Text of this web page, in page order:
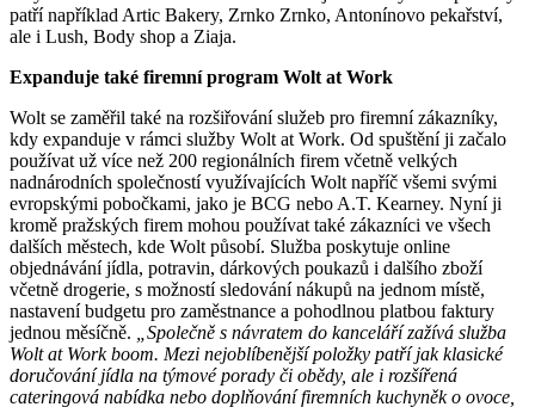
patří například Artic Bakery, Zrnko Zrnko, Antonínovo pekařství,
ale i Lush, Body shop a Ziaja.
Expanduje také firemní program Wolt at Work
Wolt se zaměřil také na rozšiřování služeb pro firemní zákazníky,
kdy expanduje v rámci služby Wolt at Work. Od spuštění ji začalo
používat už více než 200 regionálních firem včetně velkých
nadnárodních společností využívajících Wolt napříč všemi svými
evropskými pobočkami, jako je BCG nebo A.T. Kearney. Nyní ji
kromě pražských firem mohou používat také zákazníci ve všech
dalších městech, kde Wolt působí. Služba poskytuje online
objednávání jídla, potravin, dárkových poukazů i dalšího zboží
včetně drogerie, s možností sledování nákupů na jednom místě,
nastavení budgetu pro zaměstnance a pohodlnou platbou faktury
jednou měsíčně.
„Společně s návratem do kanceláří zažívá služba
Wolt at Work boom. Mezi nejoblíbenější položky patří jak klasické
doručování jídla na týmové porady či obědy, ale i rozšířená
cateringová nabídka nebo doplňování firemních kuchyněk o ovoce,